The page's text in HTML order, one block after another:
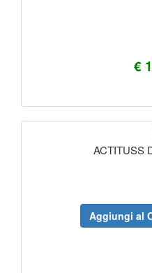
€
ACTITUSS
Aggiungi al